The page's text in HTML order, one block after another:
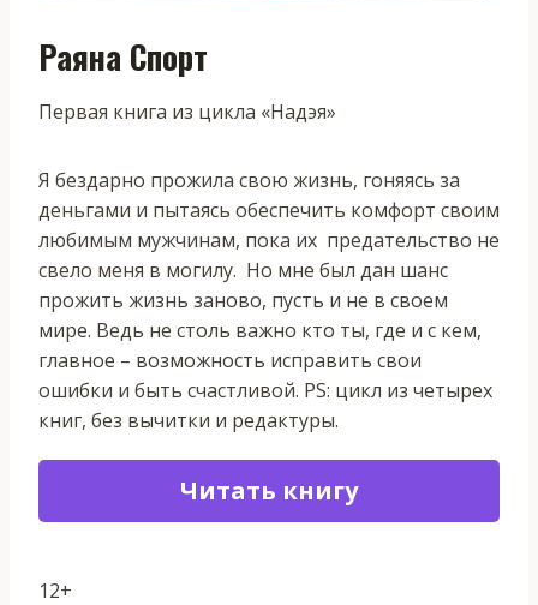
Раяна Спорт
Первая книга из цикла «Надэя»
Я бездарно прожила свою жизнь, гоняясь за
деньгами и пытаясь обеспечить комфорт своим
любимым мужчинам, пока их предательство не
свело меня в могилу. Но мне был дан шанс
прожить жизнь заново, пусть и не в своем
мире. Ведь не столь важно кто ты, где и с кем,
главное – возможность исправить свои
ошибки и быть счастливой. PS: цикл из четырех
книг, без вычитки и редактуры.
Читать книгу
12+